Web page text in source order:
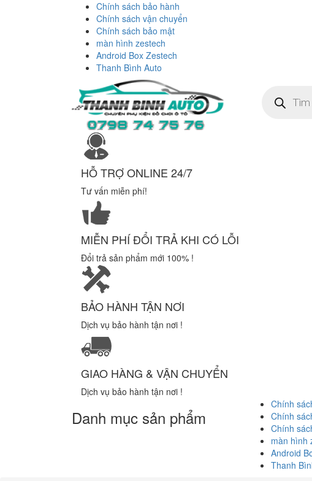
Chính sách bảo hành
Chính sách vận chuyển
Chính sách bảo mật
màn hình zestech
Android Box Zestech
Thanh Bình Auto
kiếm
sản
HỖ TRỢ ONLINE 24/7
Tư vấn miễn phí!
MIỄN PHÍ ĐỔI TRẢ KHI CÓ LỖI
Đổi trả sản phẩm mới 100% !
BẢO HÀNH TẬN NƠI
Dịch vụ bảo hành tận nơi !
GIAO HÀNG & VẬN CHUYỂN
Dịch vụ bảo hành tận nơi !
Danh mục sản phẩm
Chính
Chính
Chính
màn hình
Android
Thanh